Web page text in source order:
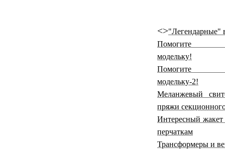
<>"Легендарные"
Помогите
модельку!
Помогите
модельку-2!
Меланжевый
пряжи
Интересный
перчаткам
Трансформеры и